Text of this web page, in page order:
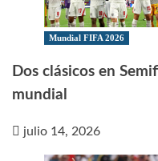
Mundial FIFA 2026
Dos clásicos en
mundial
julio 14, 2026